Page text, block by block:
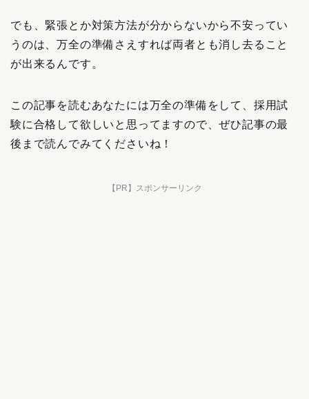
でも、緊張とか対策方法が分からないから不安ってい
うのは、万全の準備さえすれば両者とも消し去ること
が出来るんです。
この記事を読むあなたには万全の準備をして、採用試
験に合格して欲しいと思ってますので、ぜひ記事の最
後まで読んでみてくださいね！
【PR】スポンサーリンク